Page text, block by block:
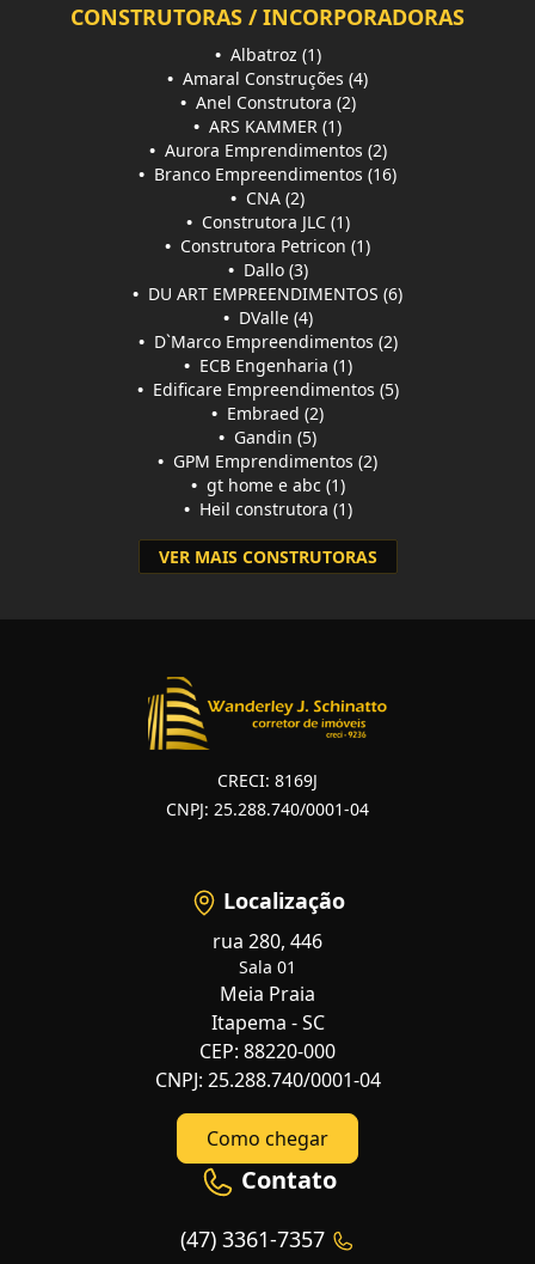
CONSTRUTORAS / INCORPORADORAS
• Albatroz (1)
• Amaral Construções (4)
• Anel Construtora (2)
• ARS KAMMER (1)
• Aurora Emprendimentos (2)
• Branco Empreendimentos (16)
• CNA (2)
• Construtora JLC (1)
• Construtora Petricon (1)
• Dallo (3)
• DU ART EMPREENDIMENTOS (6)
• DValle (4)
• D`Marco Empreendimentos (2)
• ECB Engenharia (1)
• Edificare Empreendimentos (5)
• Embraed (2)
• Gandin (5)
• GPM Emprendimentos (2)
• gt home e abc (1)
• Heil construtora (1)
VER MAIS CONSTRUTORAS
CRECI: 8169J
CNPJ: 25.288.740/0001-04
Localização
rua 280, 446
Sala 01
Meia Praia
Itapema - SC
CEP: 88220-000
CNPJ: 25.288.740/0001-04
Como chegar
Contato
(47) 3361-7357